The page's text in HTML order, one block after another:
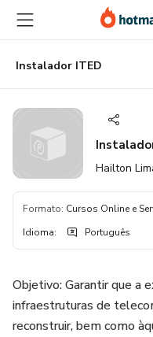
para
conteúdo
principal
para
pagamento
para
rodapéInstalador ITED
Hailton
Formato: Cursos Online e
Idioma: Português
Objetivo: Garantir que a
infraestruturas de
reconstruir, bem como